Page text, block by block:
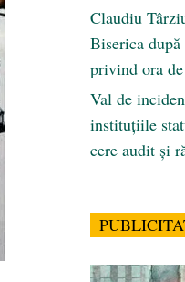
Claudiu
Biserica
privind ora
Val de
instituțiile
cere audit și